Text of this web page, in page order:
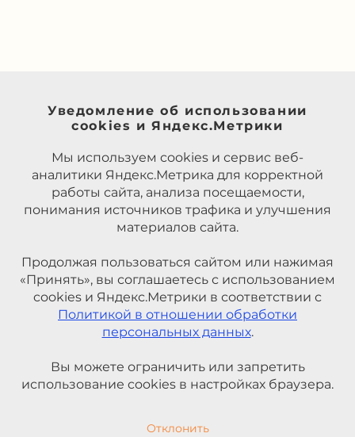
Уведомление об использовании
cookies и Яндекс.Метрики
Мы используем cookies и сервис веб-
аналитики Яндекс.Метрика для корректной
работы сайта, анализа посещаемости,
понимания источников трафика и улучшения
материалов сайта.
Продолжая пользоваться сайтом или нажимая
«Принять», вы соглашаетесь с использованием
cookies и Яндекс.Метрики в соответствии с
Политикой в отношении обработки
персональных данных.
Вы можете ограничить или запретить
использование cookies в настройках браузера.
Отклонить